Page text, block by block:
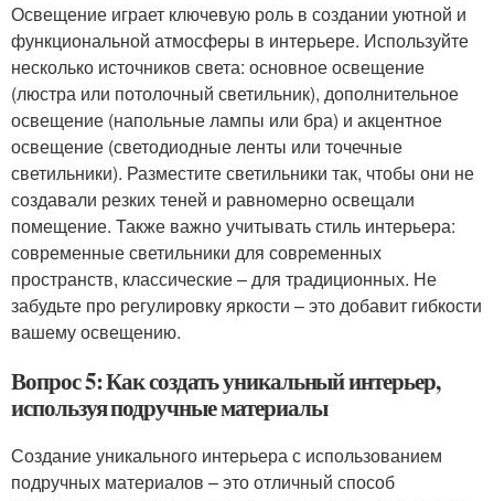
Освещение играет ключевую роль в создании уютной и
функциональной атмосферы в интерьере. Используйте
несколько источников света: основное освещение
(люстра или потолочный светильник), дополнительное
освещение (напольные лампы или бра) и акцентное
освещение (светодиодные ленты или точечные
светильники). Разместите светильники так, чтобы они не
создавали резких теней и равномерно освещали
помещение. Также важно учитывать стиль интерьера:
современные светильники для современных
пространств, классические – для традиционных. Не
забудьте про регулировку яркости – это добавит гибкости
вашему освещению.
Вопрос 5: Как создать уникальный интерьер,
используя подручные материалы
Создание уникального интерьера с использованием
подручных материалов – это отличный способ